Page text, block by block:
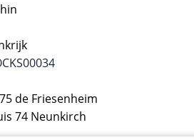
de Friesenheim
74 Neunkirch